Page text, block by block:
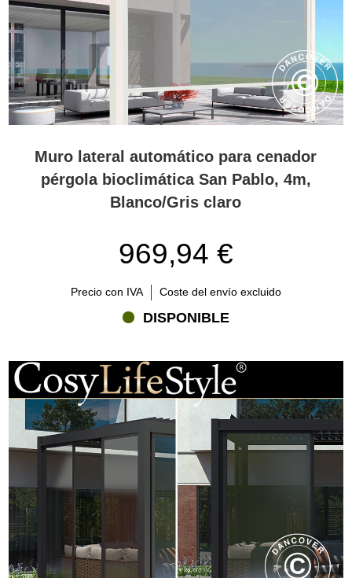
Muro lateral automático para cenador
pérgola bioclimática San Pablo, 4m,
Blanco/Gris claro
969,94 €
Precio con IVA Coste del envío excluido
DISPONIBLE